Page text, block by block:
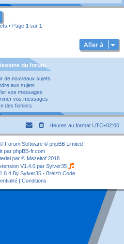
• Page 1 sur 1
Aller à
du forum
de nouveaux sujets
aux sujets
vos messages
vos messages
des fichiers
Heures au format UTC+02:00
® Forum Software © phpBB Limited
par phpBB-fr.com
par © Mazeltof 2018
V1.4.0 par Sylver35
By Sylver35 - Breizh Code
| Conditions